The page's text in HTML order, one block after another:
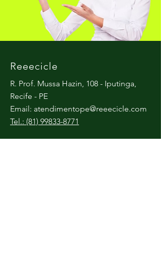
Reeecicle
R. Prof. Mussa Hazin, 108 - Iputinga,
Recife - PE
Email: atendimentope@reeecicle.com
Tel.: (81) 99833-8771